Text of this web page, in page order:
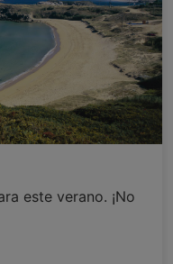
este verano. ¡No